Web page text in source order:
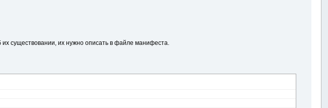
их существовании, их нужно описать в файле манифеста.